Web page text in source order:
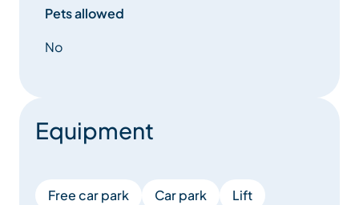
Pets allowed
No
Equipment
Free car park Car park
Lift